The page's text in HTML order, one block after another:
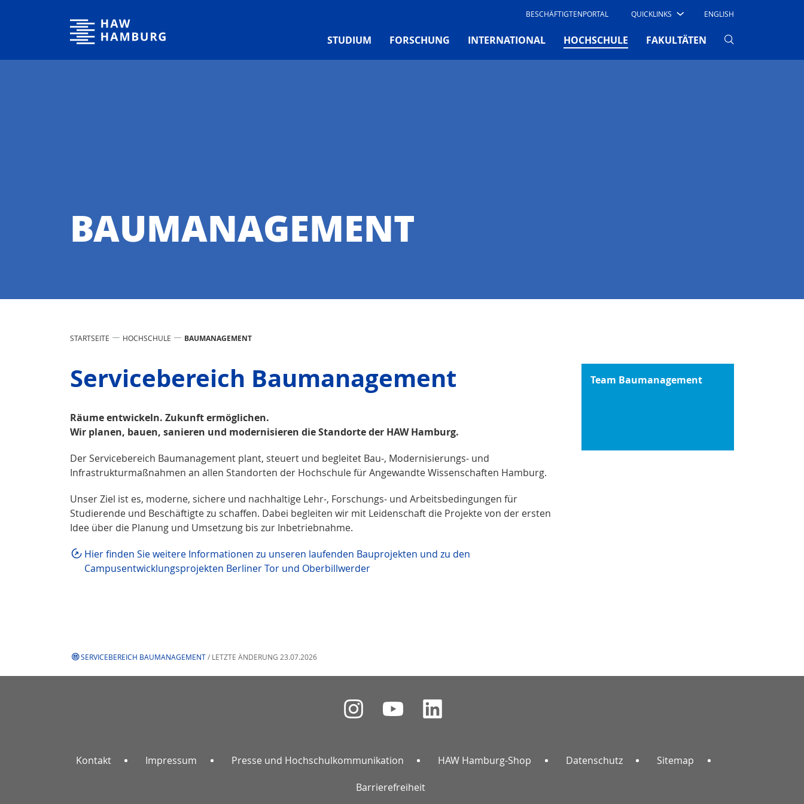
Hochschule für Angewandte Wissenschaften Hamburg BESCHÄFTIGTENPORTAL QUICKLINKS ENGLISH
STUDIUM FORSCHUNG INTERNATIONAL HOCHSCHULE (CURRENT)
FAKULTÄTEN
BAUMANAGEMENT
STARTSEITE HOCHSCHULE BAUMANAGEMENT
Servicebereich Baumanagement
Räume entwickeln. Zukunft ermöglichen.
Wir planen, bauen, sanieren und modernisieren die Standorte der HAW Hamburg.
Der Servicebereich Baumanagement plant, steuert und begleitet Bau-, Modernisierungs- und
Infrastrukturmaßnahmen an allen Standorten der Hochschule für Angewandte Wissenschaften Hamburg.
Unser Ziel ist es, moderne, sichere und nachhaltige Lehr-, Forschungs- und Arbeitsbedingungen für
Studierende und Beschäftigte zu schaffen. Dabei begleiten wir mit Leidenschaft die Projekte von der ersten
Idee über die Planung und Umsetzung bis zur Inbetriebnahme.
Hier finden Sie weitere Informationen zu unseren laufenden Bauprojekten und zu den
Campusentwicklungsprojekten Berliner Tor und Oberbillwerder
Team Baumanagement
SERVICEBEREICH BAUMANAGEMENT/ LETZTE ÄNDERUNG 23.07.2026
Kontakt Impressum Presse und Hochschulkommunikation HAW Hamburg-Shop Datenschutz Sitemap
Barrierefreiheit